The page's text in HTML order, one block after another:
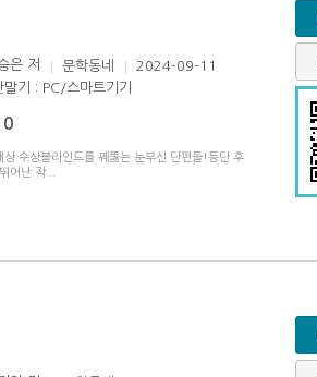
은 저 문학동네
2024-09-11
말기 : PC/스마트기기
0
상 수상블라인드를 꿰뚫는 눈부신 단편들!등단 후
어난 작...